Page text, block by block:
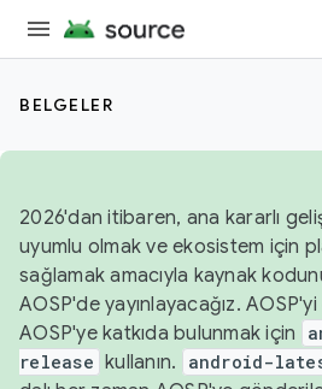
BELGELER
2026'dan itibaren, ana kararlı
uyumlu olmak ve ekosistem için
sağlamak amacıyla kaynak
AOSP'de yayınlayacağız.
AOSP'ye katkıda bulunmak için
release kullanın. android-